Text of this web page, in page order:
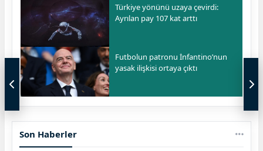
Türkiye yönünü uzaya çevirdi:
Ayrılan pay 107 kat arttı
Futbolun patronu İnfantino’nun
yasak ilişkisi ortaya çıktı
Son Haberler